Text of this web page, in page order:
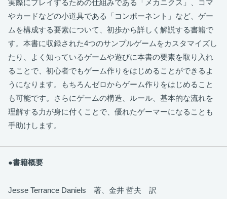
実際にプレイするための仕組みである「メカニクス」、コマ
やカードなどの小道具である「コンポーネント」など、ゲー
ムを構成する要素について、初歩から詳しく解説する書籍で
す。本書に収録された4つのサンプルゲームをカスタマイズし
たり、よく知っているゲームや遊びに本書の要素を取り入れ
ることで、初心者でもゲーム作りをはじめることができるよ
うになります。もちろんゼロからゲーム作りをはじめること
も可能です。さらにゲームの構造、ルール、基本的な流れを
理解する力が身に付くことで、優れたゲーマーになることも
手助けします。
●書籍概要
Jesse Terrance Daniels 著、金井 哲夫 訳